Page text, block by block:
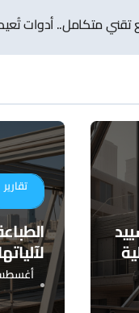
تقني متكامل.. أدوات
تقارير
أغسطس 6,